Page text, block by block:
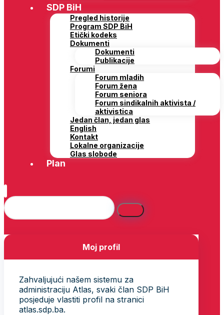
SDP BiH
Pregled historije
Program SDP BiH
Etički kodeks
Dokumenti
Dokumenti
Publikacije
Forumi
Forum mladih
Forum žena
Forum seniora
Forum sindikalnih aktivista /
aktivistica
Jedan član, jedan glas
English
Kontakt
Lokalne organizacije
Glas slobode
Plan
Moj profil
Zahvaljujući našem sistemu za
administraciju Atlas, svaki član SDP BiH
posjeduje vlastiti profil na stranici
atlas.sdp.ba.